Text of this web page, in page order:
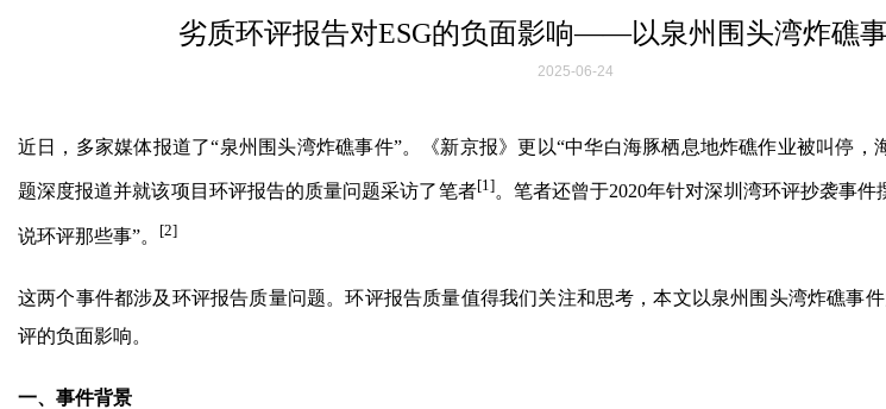
劣质环评报告对ESG的负面影响——以泉州围头湾炸礁
2025-06-24
近日，多家媒体报道了“泉州围头湾炸礁事件”。《新京报》更以“中华白海豚栖息地炸礁作业被叫停，
题深度报道并就该项目环评报告的质量问题采访了笔者[1]。笔者还曾于2020年针对深圳湾环评抄袭事
说环评那些事”。 [2]
这两个事件都涉及环评报告质量问题。环评报告质量值得我们关注和思考，本文以泉州围头湾炸礁事
评的负面影响。
一、事件背景